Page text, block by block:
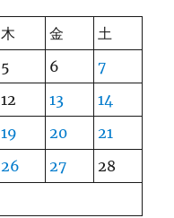
木 金
土
5 6
7
12 13
14
19 20
21
26 27
28